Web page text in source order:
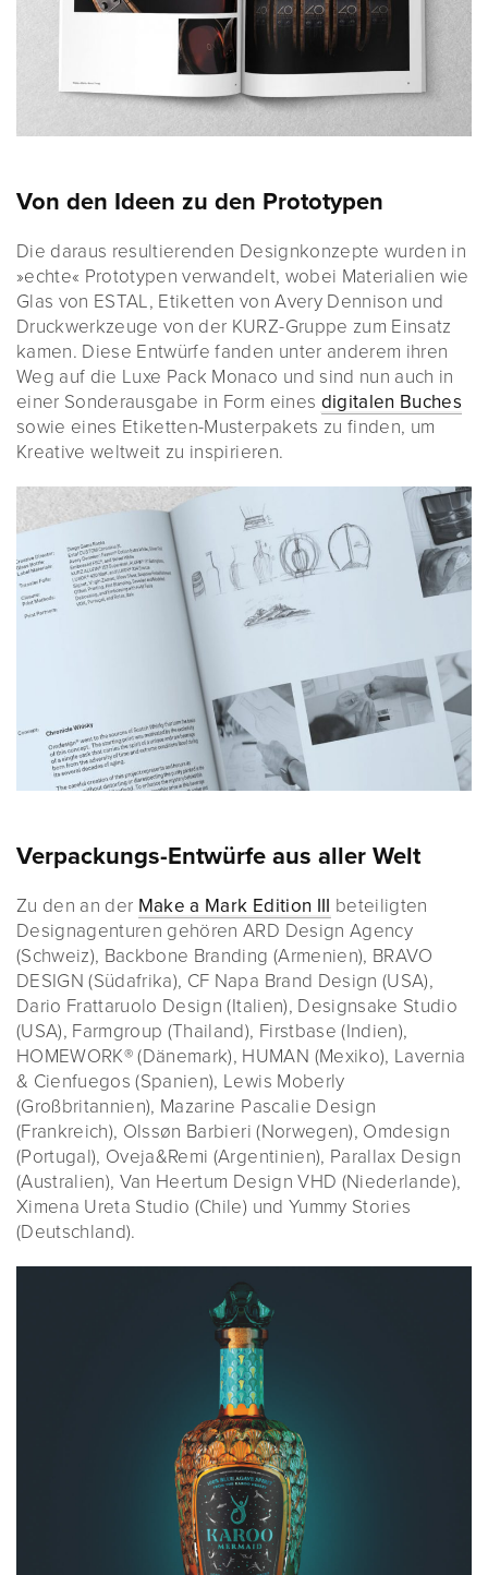
Von den Ideen zu den Prototypen
Die daraus resultierenden Designkonzepte wurden in
»echte« Prototypen verwandelt, wobei Materialien wie
Glas von ESTAL, Etiketten von Avery Dennison und
Druckwerkzeuge von der KURZ-Gruppe zum Einsatz
kamen. Diese Entwürfe fanden unter anderem ihren
Weg auf die Luxe Pack Monaco und sind nun auch in
einer Sonderausgabe in Form eines digitalen Buches
sowie eines Etiketten-Musterpakets zu finden, um
Kreative weltweit zu inspirieren.
Verpackungs-Entwürfe aus aller Welt
Zu den an der Make a Mark Edition III beteiligten
Designagenturen gehören ARD Design Agency
(Schweiz), Backbone Branding (Armenien), BRAVO
DESIGN (Südafrika), CF Napa Brand Design (USA),
Dario Frattaruolo Design (Italien), Designsake Studio
(USA), Farmgroup (Thailand), Firstbase (Indien),
HOMEWORK® (Dänemark), HUMAN (Mexiko), Lavernia
& Cienfuegos (Spanien), Lewis Moberly
(Großbritannien), Mazarine Pascalie Design
(Frankreich), Olssøn Barbieri (Norwegen), Omdesign
(Portugal), Oveja&Remi (Argentinien), Parallax Design
(Australien), Van Heertum Design VHD (Niederlande),
Ximena Ureta Studio (Chile) und Yummy Stories
(Deutschland).